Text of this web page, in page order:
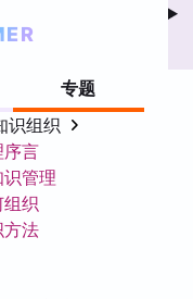
专题
识组织
序言
管理
织
方法